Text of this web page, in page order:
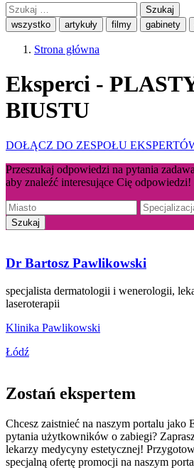
Szukaj:
wszystko artykuły filmy gabinety
Strona główna
Eksperci -
BIUSTU
DOŁĄCZ DO ZESPOŁU
Przeszukaj odpowiedzi na pytania
aby znaleźć interesujące Cię odpowiedzi!
Dr Bartosz Pawlikowski
specjalista dermatologii i wenerologii,
laseroterapii
Klinika Pawlikowski
Łódź
Zostań ekspertem
Chcesz zaistnieć na naszym portalu jako
pytania użytkowników o zabiegi?
lekarzy medycyny estetycznej!
specjalną ofertę promocji na naszym